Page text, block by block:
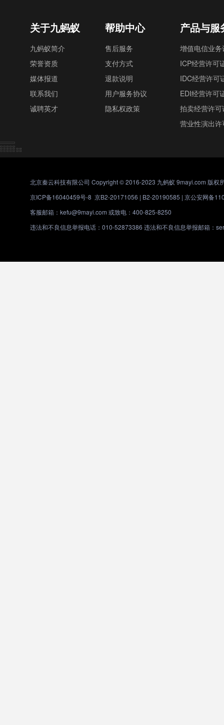
关于九蚂蚁
九蚂蚁简介
荣誉资质
媒体报道
联系我们
诚聘英才
帮助中心
售后服务
支付方式
退款说明
用户服务协议
隐私权政策
产品与服
增值电信业
ICP经营许可
IDC经营许可
EDI经营许可
拍卖经营许可
营业性演出许
北京秦云科技有限公司 Copyright © 2016-2023 九蚂蚁 9mayi.com 版权
京ICP备16040459号-8 京B2-20171056 | B2-20190585 | 京公安网备
客服邮箱：kefu@9mayi.com 或致电：400-825-8250
违法和不良信息举报电话：010-52873386 违法和不良信息举报邮箱：